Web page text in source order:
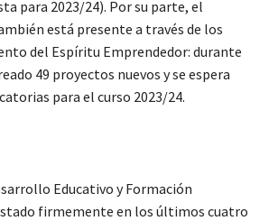
para 2023/24). Por su parte, el
está presente a través de los
del Espíritu Emprendedor: durante
49 proyectos nuevos y se espera
para el curso 2023/24.
Educativo y Formación
firmemente en los últimos cuatro